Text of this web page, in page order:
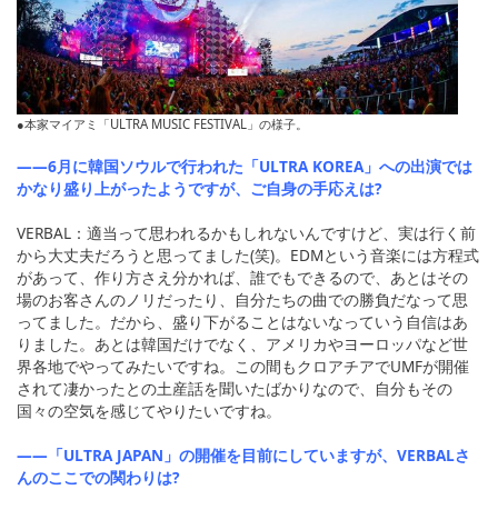
●本家マイアミ「ULTRA MUSIC FESTIVAL」の様子。
――6月に韓国ソウルで行われた「ULTRA KOREA」への出演では
かなり盛り上がったようですが、ご自身の手応えは?
VERBAL：適当って思われるかもしれないんですけど、実は行く前
から大丈夫だろうと思ってました(笑)。EDMという音楽には方程式
があって、作り方さえ分かれば、誰でもできるので、あとはその
場のお客さんのノリだったり、自分たちの曲での勝負だなって思
ってました。だから、盛り下がることはないなっていう自信はあ
りました。あとは韓国だけでなく、アメリカやヨーロッパなど世
界各地でやってみたいですね。この間もクロアチアでUMFが開催
されて凄かったとの土産話を聞いたばかりなので、自分もその
国々の空気を感じてやりたいですね。
――「ULTRA JAPAN」の開催を目前にしていますが、VERBALさ
んのここでの関わりは?